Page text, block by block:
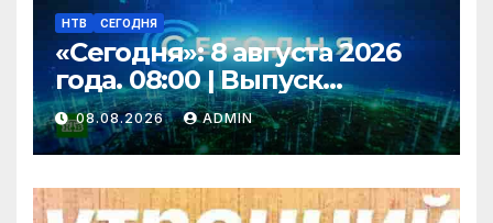
НТВ СЕГОДНЯ
«Сегодня»: 8 августа 2026
года. 08:00 | Выпуск
новостей | Новости НТВ
08.08.2026 ADMIN